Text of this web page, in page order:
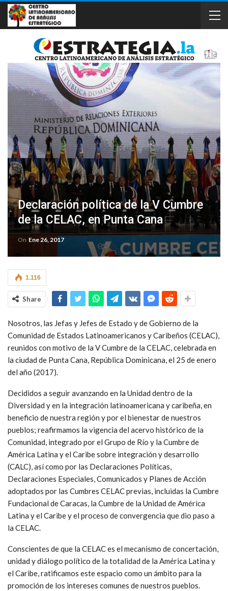
Declaración política de la V Cumbre
de la CELAC, en Punta Cana
On Ene 26, 2017
1.116
Share
Nosotros, las Jefas y Jefes de Estado y de Gobierno de la
Comunidad de Estados Latinoamericanos y Caribeños (CELAC),
reunidos con motivo de la V Cumbre de la CELAC, celebrada en
la ciudad de Punta Cana, República Dominicana, el 25 de enero
del año (2017).
Decididos a seguir avanzando en la Unidad dentro de la
Diversidad y en la integración latinoamericana y caribeña, en
beneficio de nuestra región y por el bienestar de nuestros
pueblos; reafirmamos la vigencia del acervo histórico de la
Comunidad, integrado por el Grupo de Río y la Cumbre de
América Latina y el Caribe sobre integración y desarrollo
(CALC), así como por las Declaraciones Políticas,
Declaraciones Especiales, Comunicados y Planes de Acción
adoptados por las Cumbres CELAC previas, incluidas la Cumbre
Fundacional de Caracas, la Cumbre de la Unidad de América
Latina y el Caribe y el proceso de convergencia que dio paso a
la CELAC.
Conscientes de que la CELAC es el mecanismo de concertación,
unidad y diálogo político de la totalidad de la América Latina y
el Caribe, ratificamos este espacio como un ámbito para la
promoción de los intereses comunes de nuestros pueblos.